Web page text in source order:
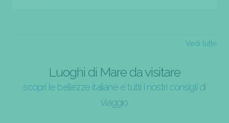
Vedi tutte
Luoghi di Mare da visitare
scopri le bellezze italiane e tutti i nostri consigli di
viaggio